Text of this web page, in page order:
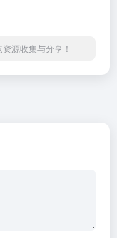
源收集与分享！